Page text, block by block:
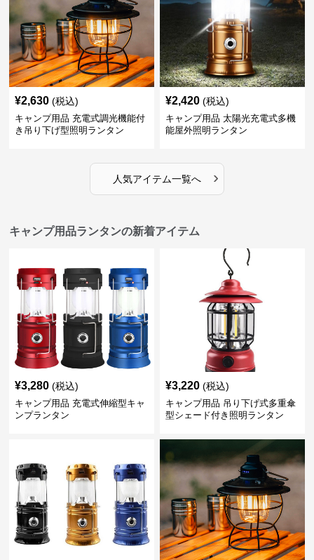
¥2,630 (税込)
キャンプ用品 充電式調光機能付
き吊り下げ型照明ランタン
¥2,420 (税込)
キャンプ用品 太陽光充電式多機
能屋外照明ランタン
人気アイテム一覧へ ›
キャンプ用品ランタンの新着アイテム
¥3,280 (税込)
キャンプ用品 充電式伸縮型キャ
ンプランタン
¥3,220 (税込)
キャンプ用品 吊り下げ式多重傘
型シェード付き照明ランタン